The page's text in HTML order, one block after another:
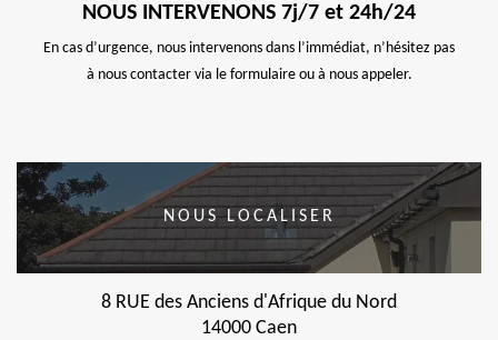
NOUS INTERVENONS 7j/7 et 24h/24
En cas d’urgence, nous intervenons dans l’immédiat, n’hésitez pas
à nous contacter via le formulaire ou à nous appeler.
NOUS LOCALISER
8 RUE des Anciens d'Afrique du Nord
14000 Caen